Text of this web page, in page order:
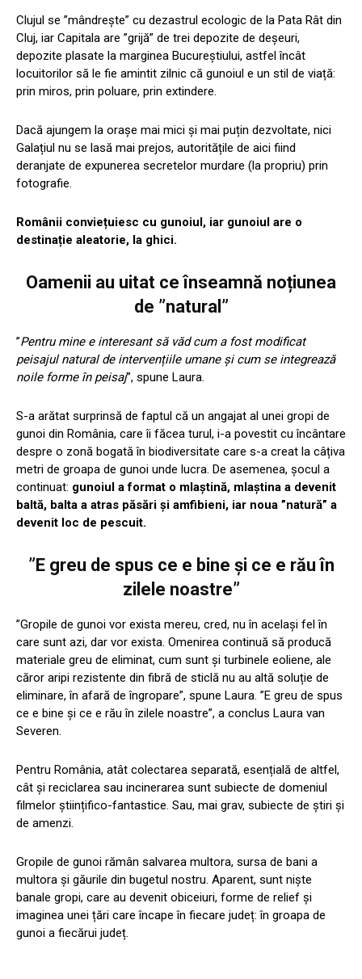
Clujul se ”mândrește” cu dezastrul ecologic de la Pata Rât din
Cluj, iar Capitala are ”grijă” de trei depozite de deșeuri,
depozite plasate la marginea Bucureștiului, astfel încât
locuitorilor să le fie amintit zilnic că gunoiul e un stil de viață:
prin miros, prin poluare, prin extindere.
Dacă ajungem la orașe mai mici și mai puțin dezvoltate, nici
Galațiul nu se lasă mai prejos, autoritățile de aici fiind
deranjate de expunerea secretelor murdare (la propriu) prin
fotografie.
Românii conviețuiesc cu gunoiul, iar gunoiul are o
destinație aleatorie, la ghici.
Oamenii au uitat ce înseamnă noțiunea
de ”natural”
”Pentru mine e interesant să văd cum a fost modificat
peisajul natural de intervențiile umane și cum se integrează
noile forme în peisaj”, spune Laura.
S-a arătat surprinsă de faptul că un angajat al unei gropi de
gunoi din România, care îi făcea turul, i-a povestit cu încântare
despre o zonă bogată în biodiversitate care s-a creat la câțiva
metri de groapa de gunoi unde lucra. De asemenea, șocul a
continuat: gunoiul a format o mlaștină, mlaștina a devenit
baltă, balta a atras păsări și amfibieni, iar noua ”natură” a
devenit loc de pescuit.
”E greu de spus ce e bine și ce e rău în
zilele noastre”
”Gropile de gunoi vor exista mereu, cred, nu în același fel în
care sunt azi, dar vor exista. Omenirea continuă să producă
materiale greu de eliminat, cum sunt și turbinele eoliene, ale
căror aripi rezistente din fibră de sticlă nu au altă soluție de
eliminare, în afară de îngropare”, spune Laura. ”E greu de spus
ce e bine și ce e rău în zilele noastre”, a conclus Laura van
Severen.
Pentru România, atât colectarea separată, esențială de altfel,
cât și reciclarea sau incinerarea sunt subiecte de domeniul
filmelor științifico-fantastice. Sau, mai grav, subiecte de știri și
de amenzi.
Gropile de gunoi rămân salvarea multora, sursa de bani a
multora și găurile din bugetul nostru. Aparent, sunt niște
banale gropi, care au devenit obiceiuri, forme de relief și
imaginea unei țări care încape în fiecare județ: în groapa de
gunoi a fiecărui județ.